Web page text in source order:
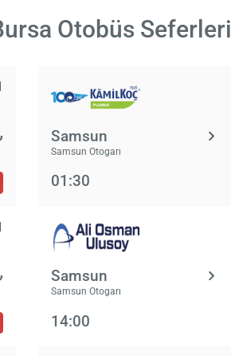
Otobüs Seferleri
Samsun
Samsun Otogarı
01:30
Samsun
Samsun Otogarı
14:00